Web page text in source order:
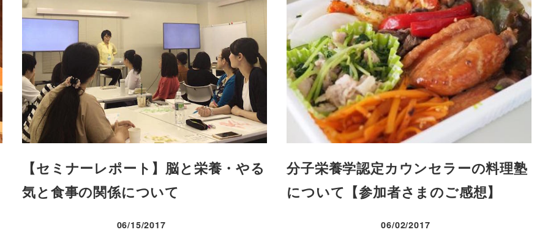
【セミナーレポート】脳と栄養・やる
気と食事の関係について
投稿日
06/15/2017
分子栄養学認定カウンセラーの料理塾
について【参加者さまのご感想】
投稿日
06/02/2017